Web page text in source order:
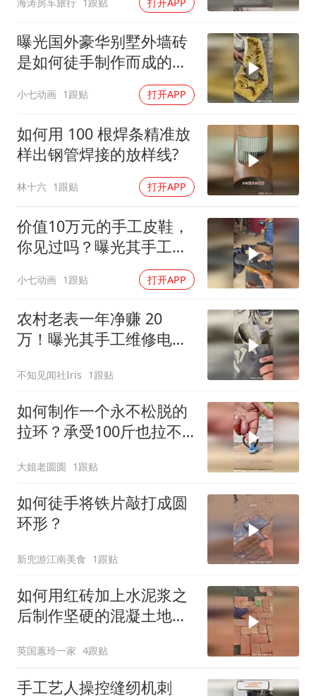
曝光国外豪华别墅外墙砖
是如何徒手制作而成的的
小七动画 1跟贴 打开APP
如何用 100 根焊条精准放
样出钢管焊接的放样线?
林十六 1跟贴 打开APP
价值10万元的手工皮鞋，
你见过吗？曝光其手工制
小七动画 1跟贴 打开APP
农村老表一年净赚 20
万！曝光其手工维修电极
不知见闻社Iris 1跟贴
如何制作一个永不松脱的
拉环？承受100斤也拉不
大姐老圆圆 1跟贴
如何徒手将铁片敲打成圆
环形？
新兜游江南美食 1跟贴
如何用红砖加上水泥浆之
后制作坚硬的混凝土地
英国蕙玲一家 4跟贴
手工艺人操控缝纫机刺